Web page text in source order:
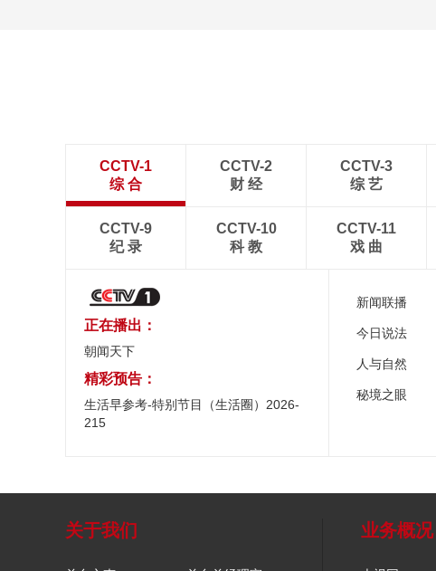
CCTV-1
综 合
CCTV-2
财 经
CCTV-3
综 艺
CCTV-9
纪 录
CCTV-10
科 教
CCTV-11
戏 曲
正在播出：
朝闻天下
精彩预告：
生活早参考-特别节目（生活圈）2026-
215
新闻联播
今日说法
人与自然
秘境之眼
关于我们 业务概况